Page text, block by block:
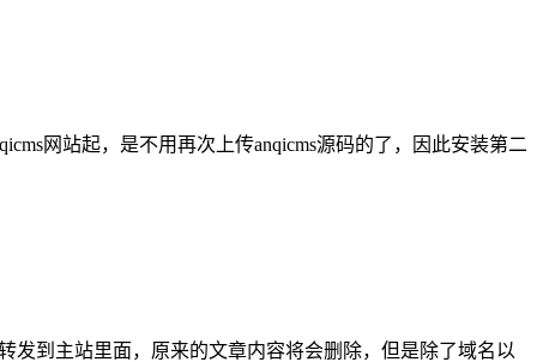
网站起，是不用再次上传anqicms源码的了，因此安装第二
发到主站里面，原来的文章内容将会删除，但是除了域名以